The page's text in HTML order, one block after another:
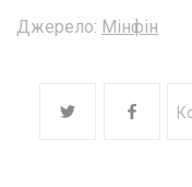
Джерело: Мінфін